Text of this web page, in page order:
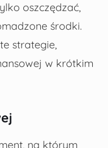
oszczędzać,
środki.
strategie,
w krótkim
na którym